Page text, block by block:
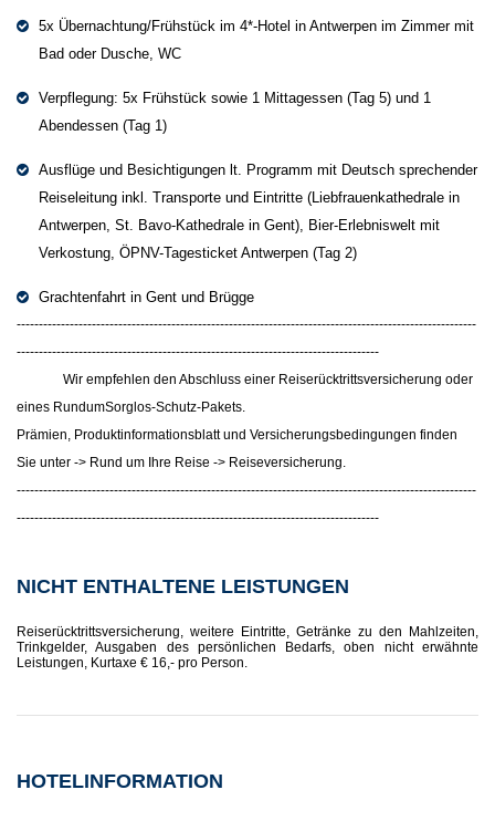
5x Übernachtung/Frühstück im 4*-Hotel in Antwerpen im Zimmer mit
Bad oder Dusche, WC
Verpflegung: 5x Frühstück sowie 1 Mittagessen (Tag 5) und 1
Abendessen (Tag 1)
Ausflüge und Besichtigungen lt. Programm mit Deutsch sprechender
Reiseleitung inkl. Transporte und Eintritte (Liebfrauenkathedrale in
Antwerpen, St. Bavo-Kathedrale in Gent), Bier-Erlebniswelt mit
Verkostung, ÖPNV-Tagesticket Antwerpen (Tag 2)
Grachtenfahrt in Gent und Brügge
--------------------------------------------------------------------------------------------------------
----------------------------------------------------------------------------------
Wir empfehlen den Abschluss einer Reiserücktrittsversicherung oder
eines RundumSorglos-Schutz-Pakets.
Prämien, Produktinformationsblatt und Versicherungsbedingungen finden
Sie unter -> Rund um Ihre Reise -> Reiseversicherung.
--------------------------------------------------------------------------------------------------------
----------------------------------------------------------------------------------
NICHT ENTHALTENE LEISTUNGEN
Reiserücktrittsversicherung, weitere Eintritte, Getränke zu den Mahlzeiten,
Trinkgelder, Ausgaben des persönlichen Bedarfs, oben nicht erwähnte
Leistungen, Kurtaxe € 16,- pro Person.
HOTELINFORMATION